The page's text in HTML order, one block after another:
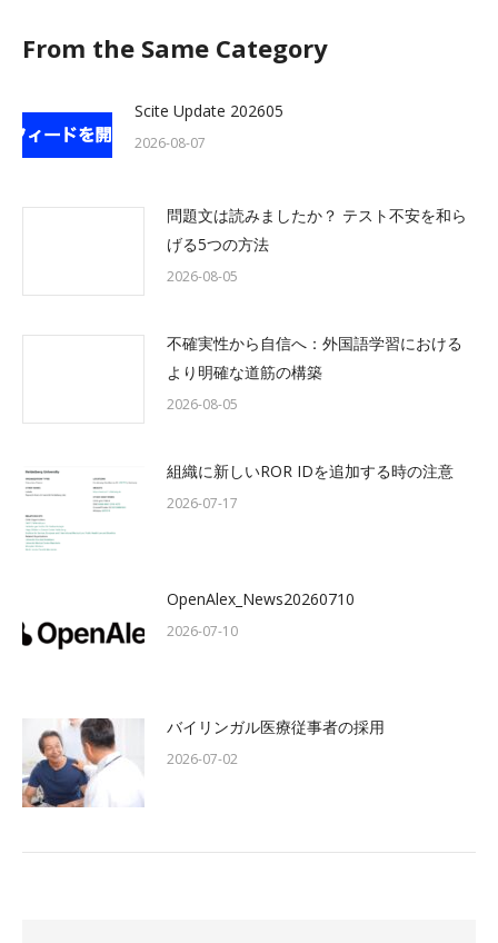
From the Same Category
Scite Update 202605
2026-08-07
問題文は読みましたか？ テスト不安を和ら
げる5つの方法
2026-08-05
不確実性から自信へ：外国語学習における
より明確な道筋の構築
2026-08-05
組織に新しいROR IDを追加する時の注意
2026-07-17
OpenAlex_News20260710
2026-07-10
バイリンガル医療従事者の採用
2026-07-02